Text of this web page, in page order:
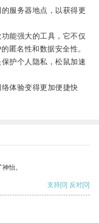
服务器地点，以获得更
能强大的工具，它不仅
匿名性和数据安全性。
护个人隐私，松鼠加速
体验变得更加便捷快
怡。
支持[0] 反对[0]